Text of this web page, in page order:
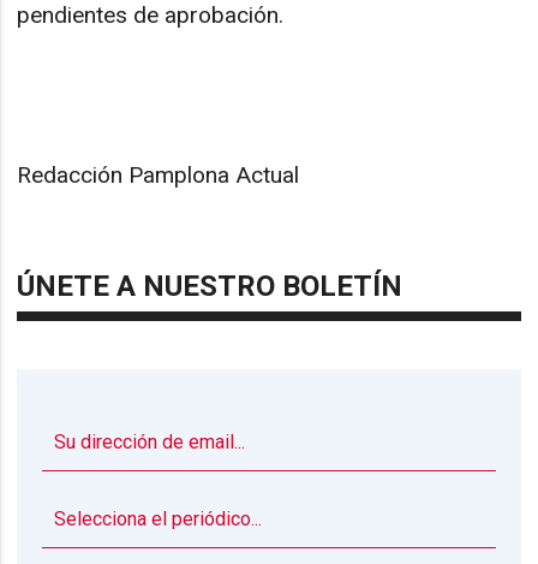
pendientes de aprobación.
Redacción Pamplona Actual
ÚNETE A NUESTRO BOLETÍN